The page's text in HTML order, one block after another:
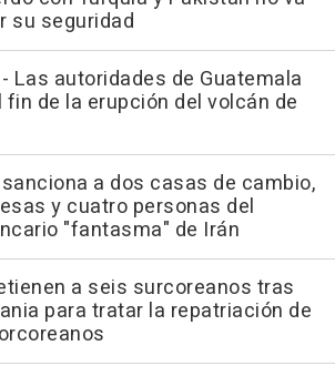
su seguridad
Las autoridades de Guatemala
fin de la erupción del volcán de
sanciona a dos casas de cambio,
y cuatro personas del
"fantasma" de Irán
a seis surcoreanos tras
para tratar la repatriación de